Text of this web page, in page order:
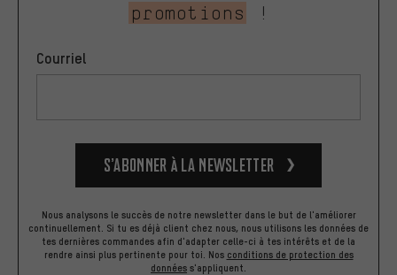
promotions
!
Courriel
S’abonner à la newsletter
Nous analysons le succès de notre newsletter dans le but de l'améliorer
continuellement. Si tu es déjà client chez nous, nous utilisons les données de
tes dernières commandes afin d'adapter celle-ci à tes intérêts et de la
rendre ainsi plus pertinente pour toi. Nos conditions de protection des
données s'appliquent.